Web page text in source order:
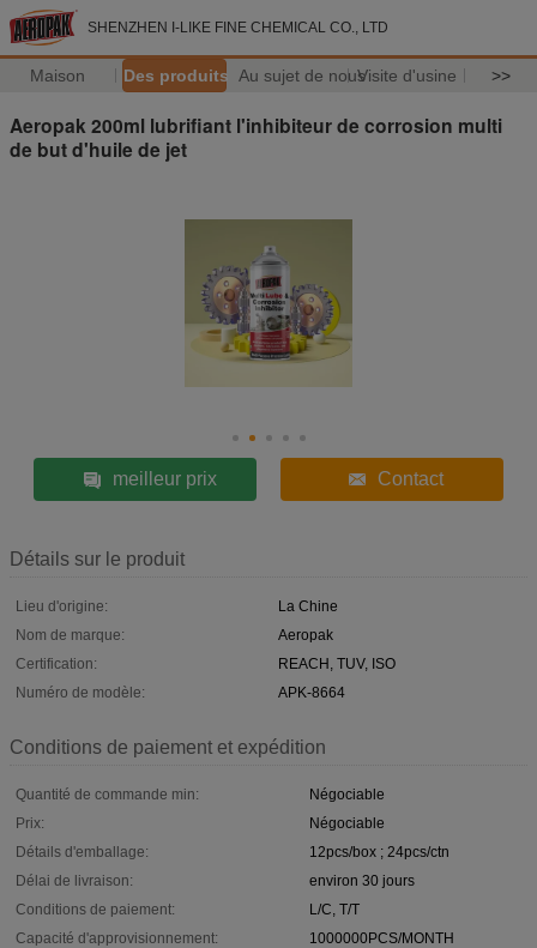
SHENZHEN I-LIKE FINE CHEMICAL CO., LTD
Maison Des produits Au sujet de nousVisite d'usine >>
Aeropak 200ml lubrifiant l'inhibiteur de corrosion multi
de but d'huile de jet
meilleur prix Contact
Détails sur le produit
Lieu d'origine:
La Chine
Nom de marque:
Aeropak
Certification:
REACH, TUV, ISO
Numéro de modèle:
APK-8664
Conditions de paiement et expédition
Quantité de commande min:
Négociable
Prix:
Négociable
Détails d'emballage:
12pcs/box ; 24pcs/ctn
Délai de livraison:
environ 30 jours
Conditions de paiement:
L/C, T/T
Capacité d'approvisionnement:
1000000PCS/MONTH